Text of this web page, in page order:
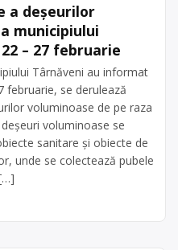
a deșeurilor
municipiului
– 27 februarie
Târnăveni au informat
februarie, se derulează
voluminoase de pe raza
voluminoase se
sanitare și obiecte de
unde se colectează pubele